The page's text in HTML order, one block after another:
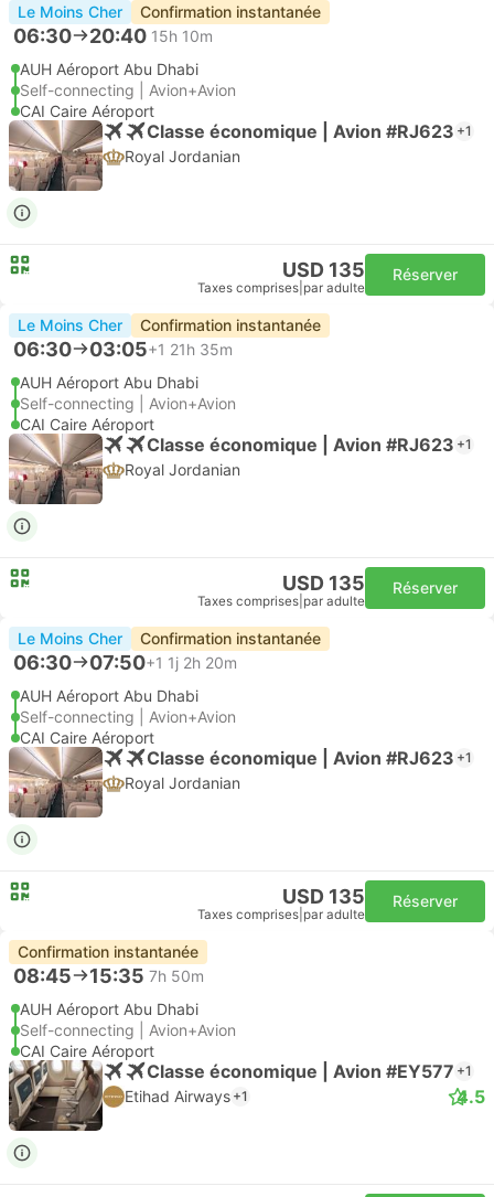
Le Moins Cher Confirmation instantanée
06:30 20:40 15h 10m
AUH Aéroport Abu Dhabi
Self-connecting | Avion+Avion
CAI Caire Aéroport
Classe économique | Avion #RJ623 +1
Royal Jordanian
USD 135
Taxes comprises par adulte
Réserver
Le Moins Cher Confirmation instantanée
06:30 03:05+1 21h 35m
AUH Aéroport Abu Dhabi
Self-connecting | Avion+Avion
CAI Caire Aéroport
Classe économique | Avion #RJ623 +1
Royal Jordanian
USD 135
Taxes comprises par adulte
Réserver
Le Moins Cher Confirmation instantanée
06:30 07:50+1 1j 2h 20m
AUH Aéroport Abu Dhabi
Self-connecting | Avion+Avion
CAI Caire Aéroport
Classe économique | Avion #RJ623 +1
Royal Jordanian
USD 135
Taxes comprises par adulte
Réserver
Confirmation instantanée
08:45 15:35 7h 50m
AUH Aéroport Abu Dhabi
Self-connecting | Avion+Avion
CAI Caire Aéroport
Classe économique | Avion #EY577 +1
Etihad Airways +1 4.5